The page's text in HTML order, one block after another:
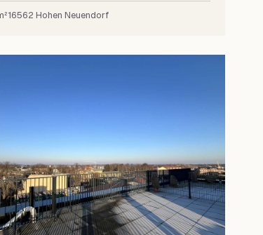
16562 Hohen Neuendorf